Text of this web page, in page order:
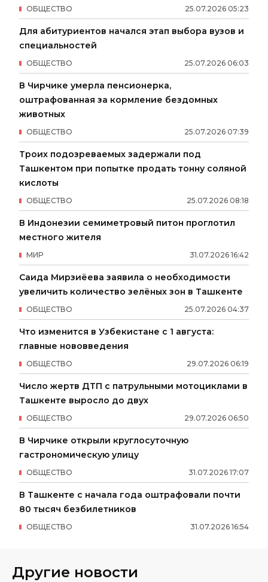
25.07.2026 05:23
ОБЩЕСТВО
Для абитуриентов начался этап выбора вузов и
специальностей
25.07.2026 06:03
ОБЩЕСТВО
В Чирчике умерла пенсионерка,
оштрафованная за кормление бездомных
животных
25.07.2026 07:39
ОБЩЕСТВО
Троих подозреваемых задержали под
Ташкентом при попытке продать тонну соляной
кислоты
25.07.2026 08:18
ОБЩЕСТВО
В Индонезии семиметровый питон проглотил
местного жителя
31.07.2026 16:42
МИР
Саида Мирзиёева заявила о необходимости
увеличить количество зелёных зон в Ташкенте
25.07.2026 04:37
ОБЩЕСТВО
Что изменится в Узбекистане с 1 августа:
главные нововведения
29.07.2026 06:19
ОБЩЕСТВО
Число жертв ДТП с патрульными мотоциклами в
Ташкенте выросло до двух
29.07.2026 06:50
ОБЩЕСТВО
В Чирчике открыли круглосуточную
гастрономическую улицу
31.07.2026 17:07
ОБЩЕСТВО
В Ташкенте с начала года оштрафовали почти
80 тысяч безбилетников
31.07.2026 16:54
ОБЩЕСТВО
Другие новости